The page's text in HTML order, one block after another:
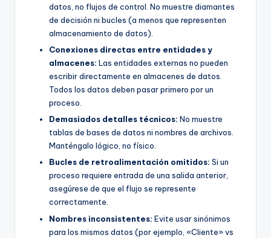
datos, no flujos de control. No muestre diamantes
de decisión ni bucles (a menos que representen
almacenamiento de datos).
Conexiones directas entre entidades y
almacenes: Las entidades externas no pueden
escribir directamente en almacenes de datos.
Todos los datos deben pasar primero por un
proceso.
Demasiados detalles técnicos: No muestre
tablas de bases de datos ni nombres de archivos.
Manténgalo lógico, no físico.
Bucles de retroalimentación omitidos: Si un
proceso requiere entrada de una salida anterior,
asegúrese de que el flujo se represente
correctamente.
Nombres inconsistentes: Evite usar sinónimos
para los mismos datos (por ejemplo, «Cliente» vs